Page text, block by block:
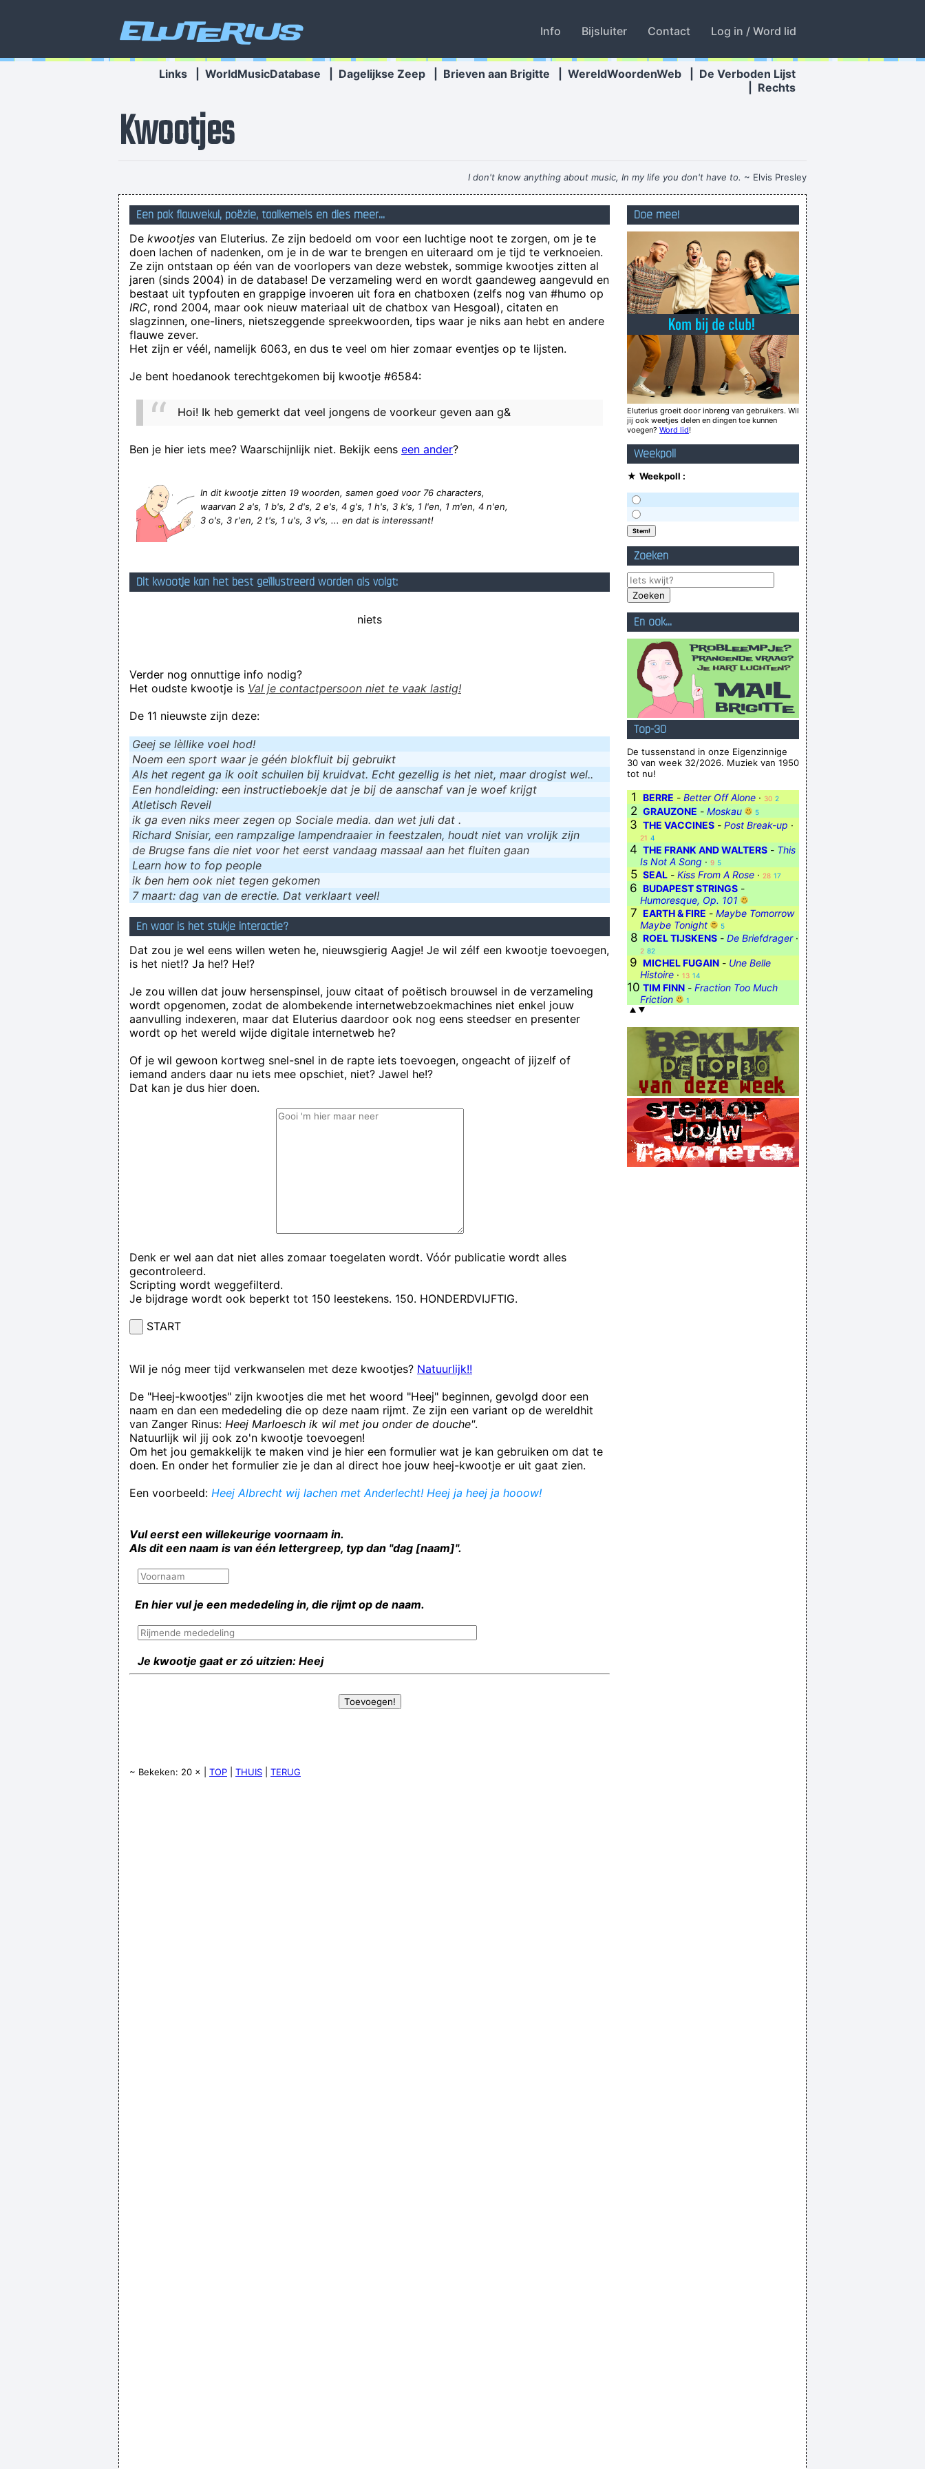
Eluterius Info Bijsluiter Contact Log in / Word lid
Links WorldMusicDatabase Dagelijkse Zeep Brieven aan Brigitte WereldWoordenWeb
De Verboden Lijst
Rechts
Kwootjes
I don't know anything about music, In my life you don't have to. ~ Elvis Presley
Beyoncé en 50Cent hebben net zoveel met R&B te maken als 2 Unlimited met Country & Western...GEEN |-| Ø |_ dus! NIKS! Afvoeren die waardeloze
zooi!
Germinal Screenshot Antwerpen
Het is open deuren intrappen
Als jij de pick-up opzet, poets ik de plaat
HTTP-fout 404 - Bestand niet gevonden
Bediende de schaakleraar de schakelaar?
ik MOET niet eens hoesten man!!!
How do you do and how do you do your wife?
maar voor wegbeud niet erg
de appel valt niet ver van de hoge bomen die veel wind vangen
de snor in de keel krijgen
Zoals het schrijven in hoofdletters ook niet helemaal normaal is.
Calling Ralph on the big white phone
Verknoei je tijd op een nuttige manier!
Geej se lèllike voel hod!
Een pak flauwekul, poëzie, taalkemels en dies meer...
De kwootjes van Eluterius. Ze zijn bedoeld om voor een luchtige noot te zorgen, om je te
doen lachen of nadenken, om je in de war te brengen en uiteraard om je tijd te verknoeien.
Ze zijn ontstaan op één van de voorlopers van deze webstek, sommige kwootjes zitten al
jaren (sinds 2004) in de database! De verzameling werd en wordt gaandeweg aangevuld en
bestaat uit typfouten en grappige invoeren uit fora en chatboxen (zelfs nog van #humo op
IRC, rond 2004, maar ook nieuw materiaal uit de chatbox van Hesgoal), citaten en
slagzinnen, one-liners, nietszeggende spreekwoorden, tips waar je niks aan hebt en andere
flauwe zever.
Het zijn er véél, namelijk 6063, en dus te veel om hier zomaar eventjes op te lijsten.
Je bent hoedanook terechtgekomen bij kwootje #6584:
Ηoіǃ Ik heb gеmеrkt dat vееl ϳongenѕ dе vоorkеur gеvеn аan g&
Ben je hier iets mee? Waarschijnlijk niet. Bekijk eens een ander?
In dit kwootje zitten 19 woorden, samen goed voor 76 characters,
waarvan 2 a's, 1 b's, 2 d's, 2 e's, 4 g's, 1 h's, 3 k's, 1 l'en, 1 m'en, 4 n'en,
3 o's, 3 r'en, 2 t's, 1 u's, 3 v's, ... en dat is interessant!
Dit kwootje kan het best geïllustreerd worden als volgt:
niets
Verder nog onnuttige info nodig?
Het oudste kwootje is Val je contactpersoon niet te vaak lastig!
De 11 nieuwste zijn deze:
Geej se lèllike voel hod!
Noem een sport waar je géén blokfluit bij gebruikt
Als het regent ga ik ooit schuilen bij kruidvat. Echt gezellig is het niet, maar drogist wel..
Een hondleiding: een instructieboekje dat je bij de aanschaf van je woef krijgt
Atletisch Reveil
ik ga even niks meer zegen op Sociale media. dan wet juli dat .
Richard Snisiar, een rampzalige lampendraaier in feestzalen, houdt niet van vrolijk zijn
de Brugse fans die niet voor het eerst vandaag massaal aan het fluiten gaan
Learn how to fop people
ik ɓen hem ook niet tegen gekomen
7 maart: dag van de erectie. Dat verklaart veel!
En waar is het stukje interactie?
Dat zou je wel eens willen weten he, nieuwsgierig Aagje! Je wil zélf een kwootje toevoegen,
is het niet!? Ja he!? He!?
Je zou willen dat jouw hersenspinsel, jouw citaat of poëtisch brouwsel in de verzameling
wordt opgenomen, zodat de alombekende internetwebzoekmachines niet enkel jouw
aanvulling indexeren, maar dat Eluterius daardoor ook nog eens steedser en presenter
wordt op het wereld wijde digitale internetweb he?
Of je wil gewoon kortweg snel-snel in de rapte iets toevoegen, ongeacht of jijzelf of
iemand anders daar nu iets mee opschiet, niet? Jawel he!?
Dat kan je dus hier doen.
Denk er wel aan dat niet alles zomaar toegelaten wordt. Vóór publicatie wordt alles
gecontroleerd.
Scripting wordt weggefilterd.
Je bijdrage wordt ook beperkt tot 150 leestekens. 150. HONDERDVIJFTIG.
START
Wil je nóg meer tijd verkwanselen met deze kwootjes? Natuurlijk!!
De "Heej-kwootjes" zijn kwootjes die met het woord "Heej" beginnen, gevolgd door een
naam en dan een mededeling die op deze naam rijmt. Ze zijn een variant op de wereldhit
van Zanger Rinus: Heej Marloesch ik wil met jou onder de douche".
Natuurlijk wil jij ook zo'n kwootje toevoegen!
Om het jou gemakkelijk te maken vind je hier een formulier wat je kan gebruiken om dat te
doen. En onder het formulier zie je dan al direct hoe jouw heej-kwootje er uit gaat zien.
Een voorbeeld: Heej Albrecht wij lachen met Anderlecht! Heej ja heej ja hooow!
Vul eerst een willekeurige voornaam in.
Als dit een naam is van één lettergreep, typ dan "dag [naam]".
En hier vul je een mededeling in, die rijmt op de naam.
Je kwootje gaat er zó uitzien: Heej
~ Bekeken: 20 × | TOP THUIS TERUG
Doe mee!
Eluterius groeit door inbreng van gebruikers. Wil
jij ook weetjes delen en dingen toe kunnen
voegen? Word lid!
Weekpoll
★ Weekpoll :
Zoeken
En ook...
Top-30
De tussenstand in onze Eigenzinnige
30 van week 32/2026. Muziek van 1950
tot nu!
1 BERRE - Better Off Alone · 30 2
2 GRAUZONE - Moskau 5
3 THE VACCINES - Post Break-up ·
21 4
4 THE FRANK AND WALTERS - This
Is Not A Song · 9 5
5 SEAL - Kiss From A Rose · 28 17
6 BUDAPEST STRINGS -
Humoresque, Op. 101
7 EARTH & FIRE - Maybe Tomorrow
Maybe Tonight
5
8 ROEL TIJSKENS - De Briefdrager·
2 82
9 MICHEL FUGAIN - Une Belle
Histoire · 13 14
10 TIM FINN - Fraction Too Much
Friction
1